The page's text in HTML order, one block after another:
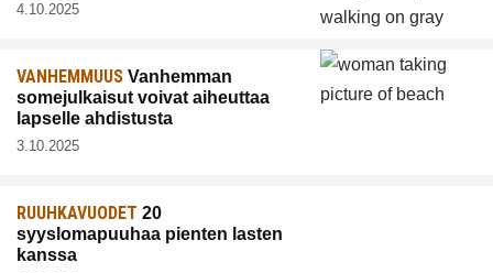
4.10.2025
VANHEMMUUS Vanhemman
somejulkaisut voivat aiheuttaa
lapselle ahdistusta
3.10.2025
RUUHKAVUODET 20
syyslomapuuhaa pienten lasten
kanssa